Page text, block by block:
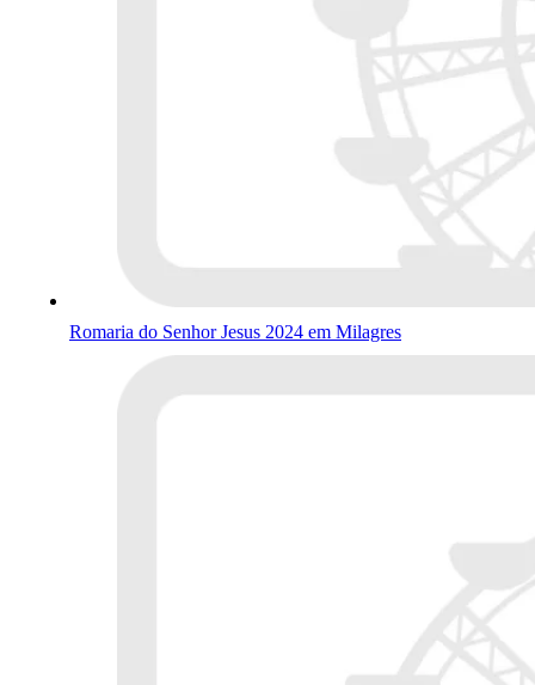
Romaria do Senhor Jesus 2024 em Milagres